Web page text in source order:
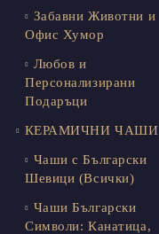
Забавни Животни и
Офис Хумор
Любов и
Персонализирани
Подаръци
КЕРАМИЧНИ ЧАШИ
Чаши с Български
Шевици (Всички)
Чаши Български
Символи: Канатица,